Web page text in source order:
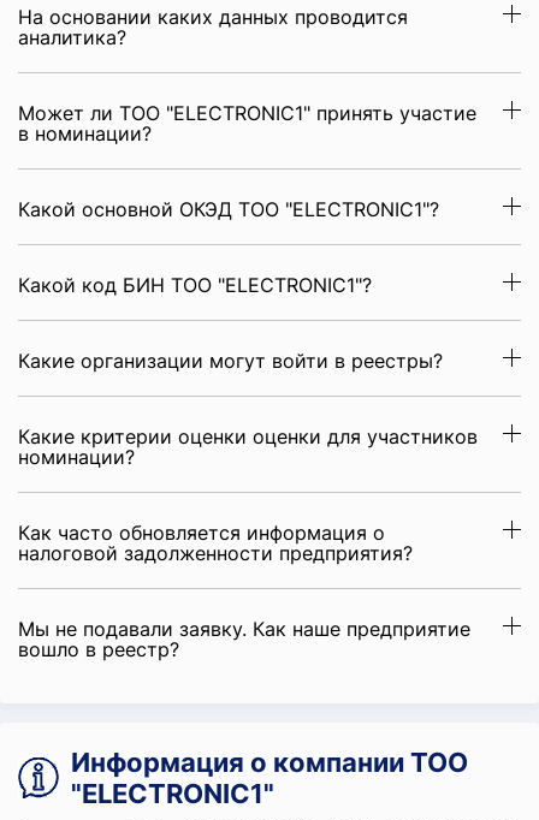
На основании каких данных проводится
аналитика?
Может ли ТОО "ELECTRONIC1" принять участие
в номинации?
Какой основной ОКЭД ТОО "ELECTRONIC1"?
Какой код БИН ТОО "ELECTRONIC1"?
Какие организации могут войти в реестры?
Какие критерии оценки оценки для участников
номинации?
Как часто обновляется информация о
налоговой задолженности предприятия?
Мы не подавали заявку. Как наше предприятие
вошло в реестр?
Информация о компании ТОО
"ELECTRONIC1"